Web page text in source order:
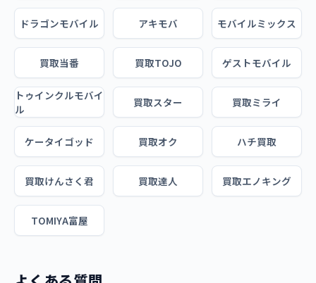
ドラゴンモバイル アキモバ モバイルミックス
買取当番 買取TOJO ゲストモバイル
トゥインクルモバイ
ル
買取スター 買取ミライ
ケータイゴッド 買取オク ハチ買取
買取けんさく君 買取達人 買取エノキング
TOMIYA富屋